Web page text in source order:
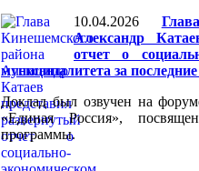
10.04.2026
Александр
отчет о
муниципалитета за
Доклад был озвучен на
«Единая Россия»,
программы.